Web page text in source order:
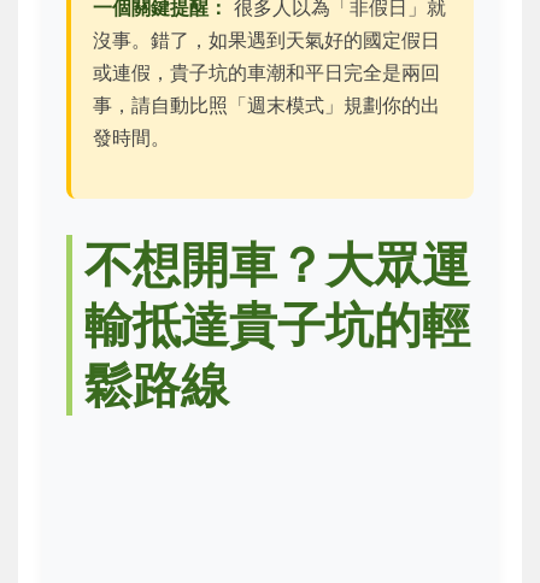
一個關鍵提醒： 很多人以為「非假日」就
沒事。錯了，如果遇到天氣好的國定假日
或連假，貴子坑的車潮和平日完全是兩回
事，請自動比照「週末模式」規劃你的出
發時間。
不想開車？大眾運
輸抵達貴子坑的輕
鬆路線